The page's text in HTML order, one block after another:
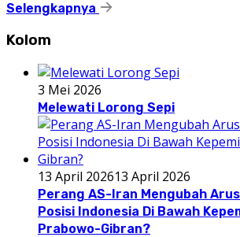
Selengkapnya
Kolom
3 Mei 2026
Melewati Lorong Sepi
13 April 202613 April 2026
Perang AS-Iran Mengubah
Posisi Indonesia Di Bawah
Prabowo-Gibran?